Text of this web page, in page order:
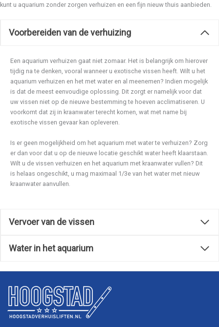
kunt u aquarium zonder zorgen verhuizen en een fijn nieuw thuis aanbieden.
Voorbereiden van de verhuizing
Een aquarium verhuizen gaat niet zomaar. Het is belangrijk om hierover
tijdig na te denken, vooral wanneer u exotische vissen heeft. Wilt u het
aquarium verhuizen en het met water en al meenemen? Indien mogelijk
is dat de meest eenvoudige oplossing. Dit zorgt er namelijk voor dat
uw vissen niet op de nieuwe bestemming te hoeven acclimatiseren. U
voorkomt dat zij in kraanwater terecht komen, wat met name bij
exotische vissen gevaar kan opleveren.
Is er geen mogelijkheid om het aquarium met water te verhuizen? Zorg
er dan voor dat u op de nieuwe locatie geschikt water heeft klaarstaan.
Wilt u de vissen verhuizen en het aquarium met kraanwater vullen? Dit
is helaas ongeschikt, u mag maximaal 1/3e van het water met nieuw
kraanwater aanvullen.
Vervoer van de vissen
Water in het aquarium